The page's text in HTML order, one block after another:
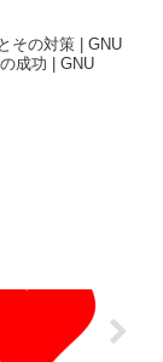
その対策 | GNU
成功 | GNU